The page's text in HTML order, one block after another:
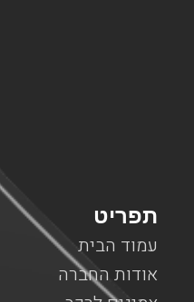
תפריט
עמוד הבית
אודות החברה